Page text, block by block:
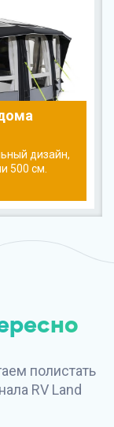
дизайн,
500 см.
полистать
RV Land